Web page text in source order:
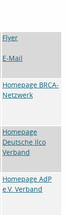
Flyer
E-Mail
Homepage BRCA-
Netzwerk
Homepage
Deutsche Ilco
Verband
Homepage AdP
e.V. Verband